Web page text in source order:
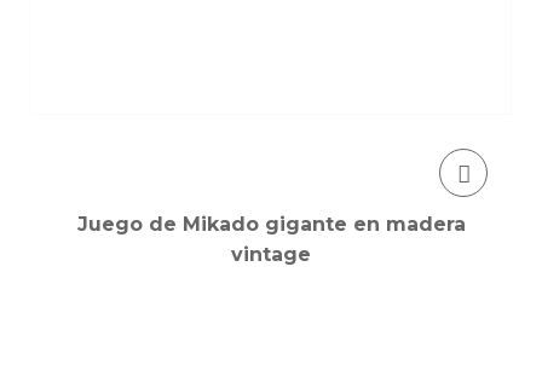
Juego de Mikado gigante en madera
vintage